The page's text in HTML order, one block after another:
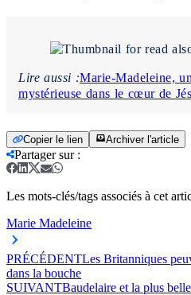
Lire aussi :Marie-Madeleine,
mystérieuse dans le cœur de
Copier le lien Archiver l'article
Partager sur:
Les mots-clés/tags associés à cet
Marie Madeleine
PRÉCÉDENTLes Britanniques
dans la bouche
SUIVANTBaudelaire et la plus